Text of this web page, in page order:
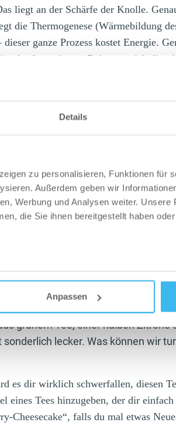
Details
zu personalisieren, Funktionen für
Außerdem geben wir
Werbung und Analysen weiter. Unsere
die Sie ihnen bereitgestellt haben
Anpassen
liegt an der Schärfe der Knolle.
die Thermogenese (Wärmebildung
ganze Prozess kostet Energie.
scharf zu würzen. Daher rate ich dir,
Teebeutel ins heiße Wasser zu
grünem Tee, einer halben Zitrone
lecker. Was können wir
es dir wirklich schwerfallen, diesen
eines Tees hinzugeben, der dir
Cheesecake“, falls du mal etwas